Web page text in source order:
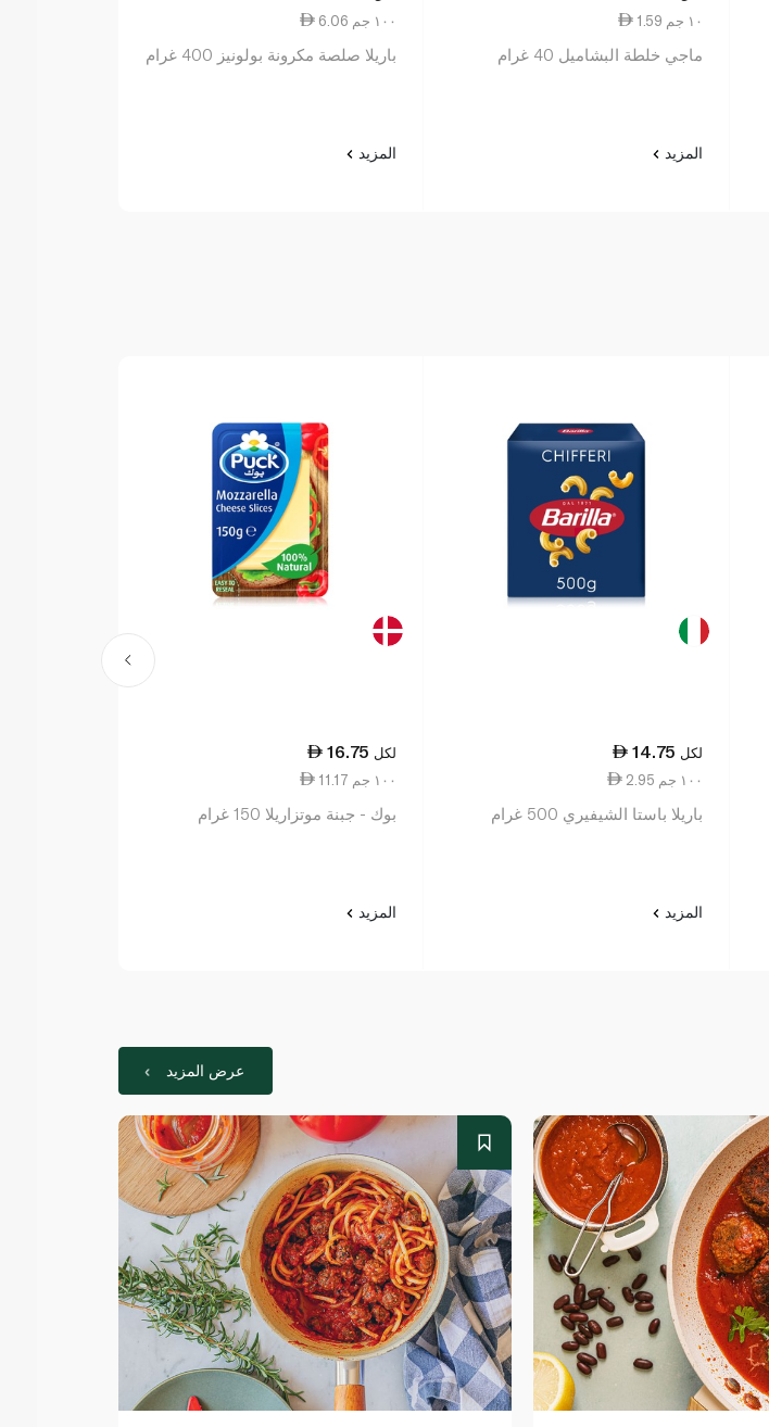
1.59 ١٠ جم
ماجي خلطة البشاميل 40 غرام
المزيد
6.06 ١٠٠ جم
باريلا صلصة مكرونة بولونيز 400 غرام
المزيد
14.75 لكل
2.95 ١٠٠ جم
باريلا باستا الشيفيري 500 غرام
المزيد
16.75 لكل
11.17 ١٠٠ جم
بوك - جبنة موتزاريلا 150 غرام
المزيد
عرض المزيد